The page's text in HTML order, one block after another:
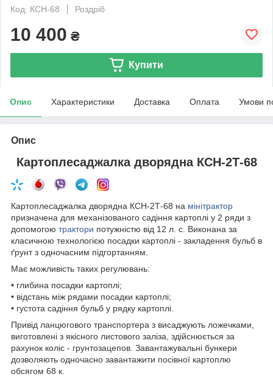
Код: КСН-68
Роздріб
10 400 ₴
Купити
Опис Характеристики Доставка Оплата Умови
Опис
Картоплесаджалка дворядна КСН-2Т-68
Картоплесаджалка дворядна КСН-2Т-68 на мінітрактор
призначена для механізованого садіння картоплі у 2 ряди з
допомогою трактори потужністю від 12 л. с. Виконана за
класичною технологією посадки картоплі - закладення бульб в
ґрунт з одночасним підгортанням.
Має можливість таких регулювань:
• глибина посадки картоплі;
• відстань між рядами посадки картоплі;
• густота садіння бульб у рядку картоплі.
Привід ланцюгового транспортера з висаджують ложечками,
виготовлені з якісного листового заліза, здійснюється за
рахунок коліс - грунтозацепов. Завантажувальні бункери
дозволяють одночасно завантажити посівної картоплю
обсягом 68 к.